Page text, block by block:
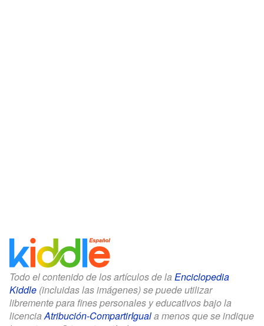
Todo el contenido de los artículos de la Enciclopedia
Kiddle (incluidas las imágenes) se puede utilizar
libremente para fines personales y educativos bajo la
licenciaAtribución-CompartirIguala menos que se indique